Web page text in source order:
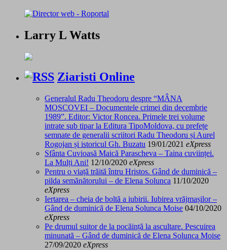
Larry L Watts
Ziaristi Online
Generalul Radu Theodoru despre “MÂNA
MOSCOVEI – Documentele crimei din decembrie
1989”. Editor: Victor Roncea. Primele trei volume
intrate sub tipar la Editura TipoMoldova, cu prefețe
semnate de generalii scriitori Radu Theodoru și Aurel
Rogojan și istoricul Gh. Buzatu 19/01/2021 eXpress
Sfânta Cuvioasă Maică Parascheva – Taina cuviinței.
La Mulți Ani! 12/10/2020 eXpress
Pentru o viață trăită întru Hristos. Gând de duminică –
pilda semănătorului – de Elena Solunca 11/10/2020
eXpress
Iertarea – cheia de boltă a iubirii. Iubirea vrăjmașilor –
Gând de duminică de Elena Solunca Moise 04/10/2020
eXpress
Pe drumul suitor de la pocăință la ascultare. Pescuirea
minunată – Gând de duminică de Elena Solunca Moise
27/09/2020 eXpress